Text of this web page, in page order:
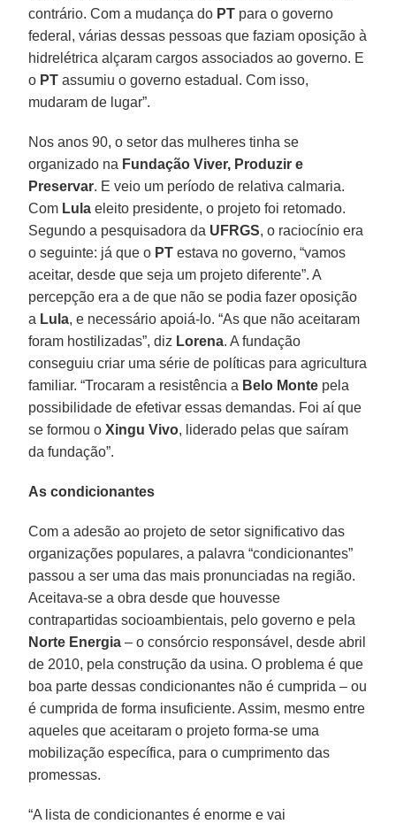
contrário. Com a mudança do PT para o governo
federal, várias dessas pessoas que faziam oposição à
hidrelétrica alçaram cargos associados ao governo. E
o PT assumiu o governo estadual. Com isso,
mudaram de lugar”.
Nos anos 90, o setor das mulheres tinha se
organizado na Fundação Viver, Produzir e
Preservar. E veio um período de relativa calmaria.
Com Lula eleito presidente, o projeto foi retomado.
Segundo a pesquisadora da UFRGS, o raciocínio era
o seguinte: já que o PT estava no governo, “vamos
aceitar, desde que seja um projeto diferente”. A
percepção era a de que não se podia fazer oposição
a Lula, e necessário apoiá-lo. “As que não aceitaram
foram hostilizadas”, diz Lorena. A fundação
conseguiu criar uma série de políticas para agricultura
familiar. “Trocaram a resistência a Belo Monte pela
possibilidade de efetivar essas demandas. Foi aí que
se formou oXingu Vivo, liderado pelas que saíram
da fundação”.
As condicionantes
Com a adesão ao projeto de setor significativo das
organizações populares, a palavra “condicionantes”
passou a ser uma das mais pronunciadas na região.
Aceitava-se a obra desde que houvesse
contrapartidas socioambientais, pelo governo e pela
Norte Energia – o consórcio responsável, desde abril
de 2010, pela construção da usina. O problema é que
boa parte dessas condicionantes não é cumprida – ou
é cumprida de forma insuficiente. Assim, mesmo entre
aqueles que aceitaram o projeto forma-se uma
mobilização específica, para o cumprimento das
promessas.
“A lista de condicionantes é enorme e vai